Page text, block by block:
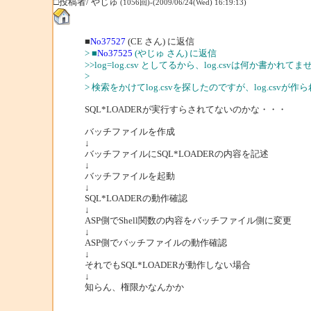
□投稿者/ やじゅ (1056回)-(2009/06/24(Wed) 16:19:13)
■No37527 (CE さん) に返信
> ■No37525 (やじゅ さん) に返信
>>log=log.csv としてるから、log.csvは何か書かれてま
>
> 検索をかけてlog.csvを探したのですが、log.csvが作ら
SQL*LOADERが実行すらされてないのかな・・・
バッチファイルを作成
↓
バッチファイルにSQL*LOADERの内容を記述
↓
バッチファイルを起動
↓
SQL*LOADERの動作確認
↓
ASP側でShell関数の内容をバッチファイル側に変更
↓
ASP側でバッチファイルの動作確認
↓
それでもSQL*LOADERが動作しない場合
↓
知らん、権限かなんかか